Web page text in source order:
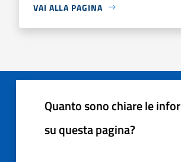
VAI ALLA PAGINA
Quanto sono chiare le
su questa pagina?